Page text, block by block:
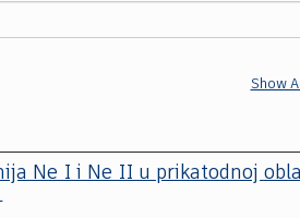
Show
Ne I i Ne II u prikatodnoj